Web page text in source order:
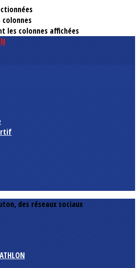
les colonnes affichées
des réseaux sociaux